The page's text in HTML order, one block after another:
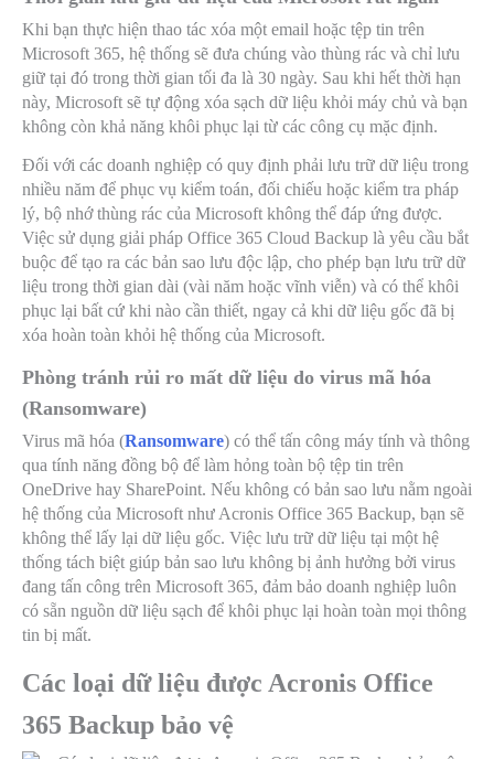
Khi bạn thực hiện thao tác xóa một email hoặc tệp tin trên
Microsoft 365, hệ thống sẽ đưa chúng vào thùng rác và chỉ lưu
giữ tại đó trong thời gian tối đa là 30 ngày. Sau khi hết thời hạn
này, Microsoft sẽ tự động xóa sạch dữ liệu khỏi máy chủ và bạn
không còn khả năng khôi phục lại từ các công cụ mặc định.
Đối với các doanh nghiệp có quy định phải lưu trữ dữ liệu trong
nhiều năm để phục vụ kiểm toán, đối chiếu hoặc kiểm tra pháp
lý, bộ nhớ thùng rác của Microsoft không thể đáp ứng được.
Việc sử dụng giải pháp Office 365 Cloud Backup là yêu cầu bắt
buộc để tạo ra các bản sao lưu độc lập, cho phép bạn lưu trữ dữ
liệu trong thời gian dài (vài năm hoặc vĩnh viễn) và có thể khôi
phục lại bất cứ khi nào cần thiết, ngay cả khi dữ liệu gốc đã bị
xóa hoàn toàn khỏi hệ thống của Microsoft.
Phòng tránh rủi ro mất dữ liệu do virus mã hóa
(Ransomware)
Virus mã hóa (Ransomware) có thể tấn công máy tính và thông
qua tính năng đồng bộ để làm hỏng toàn bộ tệp tin trên
OneDrive hay SharePoint. Nếu không có bản sao lưu nằm ngoài
hệ thống của Microsoft như Acronis Office 365 Backup, bạn sẽ
không thể lấy lại dữ liệu gốc. Việc lưu trữ dữ liệu tại một hệ
thống tách biệt giúp bản sao lưu không bị ảnh hưởng bởi virus
đang tấn công trên Microsoft 365, đảm bảo doanh nghiệp luôn
có sẵn nguồn dữ liệu sạch để khôi phục lại hoàn toàn mọi thông
tin bị mất.
Các loại dữ liệu được Acronis Office
365 Backup bảo vệ